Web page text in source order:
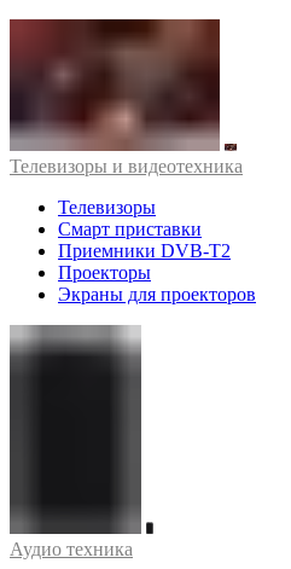
Телевизоры и видеотехника
Телевизоры
Смарт приставки
Приемники DVB-T2
Проекторы
Экраны для проекторов
Аудио техника